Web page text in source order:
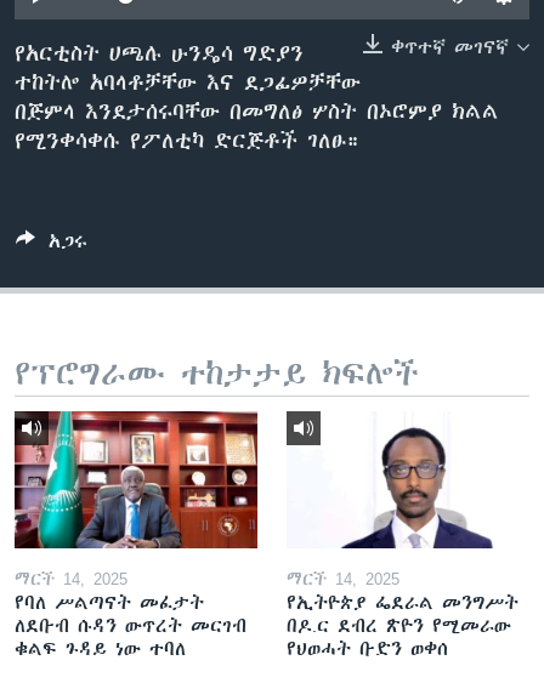
ቋንቋዎች
ቀጥተኛ መገናኛ
የአርቲስት ሀጫሉ ሁንዴሳ ግድያን
ተከትሎ አባላቶቻቸው እና ደጋፊዎቻቸው
በጅምላ እንደታሰሩባቸው በመግለፅ ሦስት በኦሮምያ ክልል
የሚንቀሳቀሱ የፖለቲካ ድርጅቶች ገለፁ።
አጋሩ
የፕሮግራሙ ተከታታይ ክፍሎች
ማርች 14, 2025
የባለ ሥልጣናት መፈታት
ለደቡብ ሱዳን ውጥረት መርገብ
ቁልፍ ጉዳይ ነው ተባለ
ማርች 14, 2025
የኢትዮጵያ ፌደራል መንግሥት
በዶ.ር ደብረ ጽዮን የሚመራው
የህወሓት ቡድን ወቀሰ